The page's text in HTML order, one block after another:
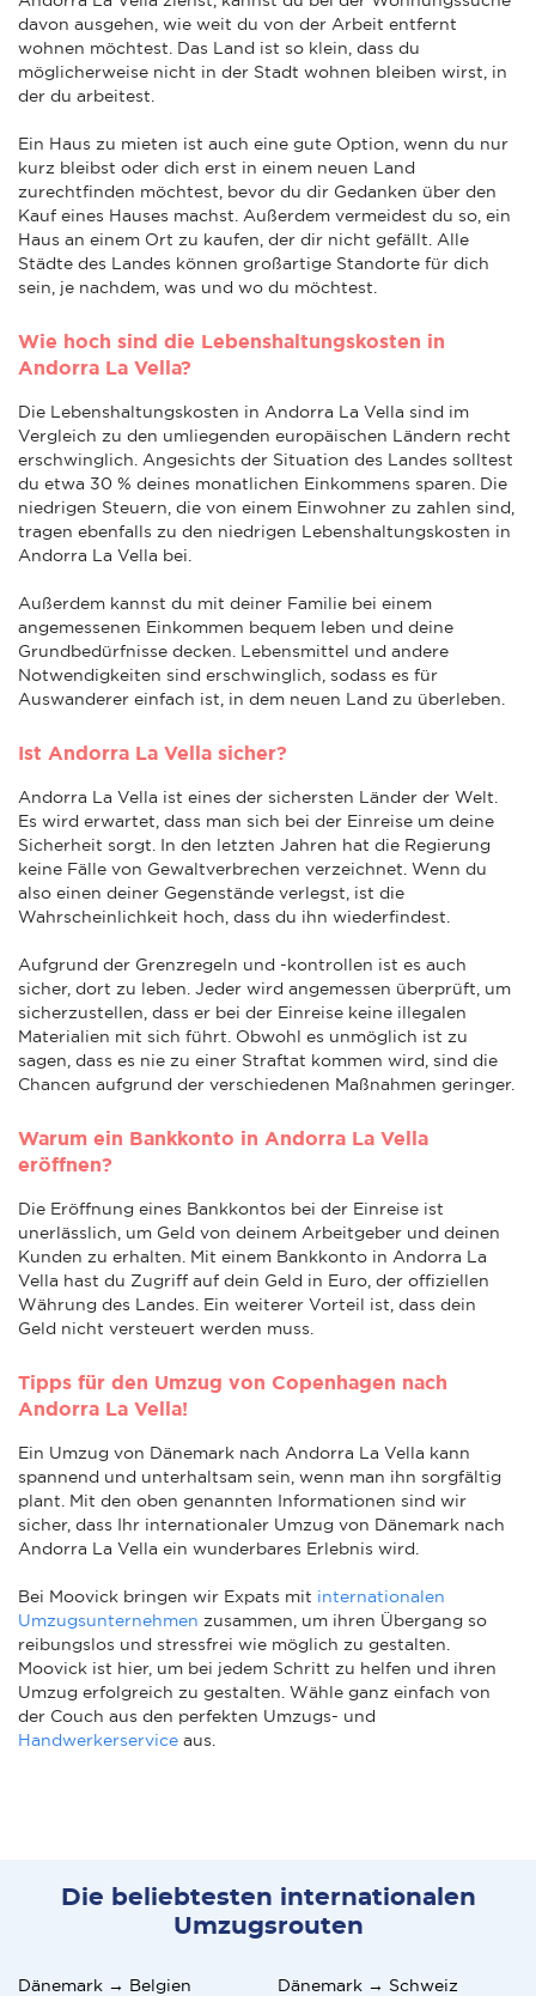
davon ausgehen, wie weit du von der Arbeit entfernt
wohnen möchtest. Das Land ist so klein, dass du
möglicherweise nicht in der Stadt wohnen bleiben wirst, in
der du arbeitest.
Ein Haus zu mieten ist auch eine gute Option, wenn du nur
kurz bleibst oder dich erst in einem neuen Land
zurechtfinden möchtest, bevor du dir Gedanken über den
Kauf eines Hauses machst. Außerdem vermeidest du so, ein
Haus an einem Ort zu kaufen, der dir nicht gefällt. Alle
Städte des Landes können großartige Standorte für dich
sein, je nachdem, was und wo du möchtest.
Wie hoch sind die Lebenshaltungskosten in
Andorra La Vella?
Die Lebenshaltungskosten in Andorra La Vella sind im
Vergleich zu den umliegenden europäischen Ländern recht
erschwinglich. Angesichts der Situation des Landes solltest
du etwa 30 % deines monatlichen Einkommens sparen. Die
niedrigen Steuern, die von einem Einwohner zu zahlen sind,
tragen ebenfalls zu den niedrigen Lebenshaltungskosten in
Andorra La Vella bei.
Außerdem kannst du mit deiner Familie bei einem
angemessenen Einkommen bequem leben und deine
Grundbedürfnisse decken. Lebensmittel und andere
Notwendigkeiten sind erschwinglich, sodass es für
Auswanderer einfach ist, in dem neuen Land zu überleben.
Ist Andorra La Vella sicher?
Andorra La Vella ist eines der sichersten Länder der Welt.
Es wird erwartet, dass man sich bei der Einreise um deine
Sicherheit sorgt. In den letzten Jahren hat die Regierung
keine Fälle von Gewaltverbrechen verzeichnet. Wenn du
also einen deiner Gegenstände verlegst, ist die
Wahrscheinlichkeit hoch, dass du ihn wiederfindest.
Aufgrund der Grenzregeln und -kontrollen ist es auch
sicher, dort zu leben. Jeder wird angemessen überprüft, um
sicherzustellen, dass er bei der Einreise keine illegalen
Materialien mit sich führt. Obwohl es unmöglich ist zu
sagen, dass es nie zu einer Straftat kommen wird, sind die
Chancen aufgrund der verschiedenen Maßnahmen geringer.
Warum ein Bankkonto in Andorra La Vella
eröffnen?
Die Eröffnung eines Bankkontos bei der Einreise ist
unerlässlich, um Geld von deinem Arbeitgeber und deinen
Kunden zu erhalten. Mit einem Bankkonto in Andorra La
Vella hast du Zugriff auf dein Geld in Euro, der offiziellen
Währung des Landes. Ein weiterer Vorteil ist, dass dein
Geld nicht versteuert werden muss.
Tipps für den Umzug von Copenhagen nach
Andorra La Vella!
Ein Umzug von Dänemark nach Andorra La Vella kann
spannend und unterhaltsam sein, wenn man ihn sorgfältig
plant. Mit den oben genannten Informationen sind wir
sicher, dass Ihr internationaler Umzug von Dänemark nach
Andorra La Vella ein wunderbares Erlebnis wird.
Bei Moovick bringen wir Expats mit internationalen
Umzugsunternehmen zusammen, um ihren Übergang so
reibungslos und stressfrei wie möglich zu gestalten.
Moovick ist hier, um bei jedem Schritt zu helfen und ihren
Umzug erfolgreich zu gestalten. Wähle ganz einfach von
der Couch aus den perfekten Umzugs- und
Handwerkerservice aus.
Die beliebtesten internationalen
Umzugsrouten
Dänemark → Belgien Dänemark → Schweiz